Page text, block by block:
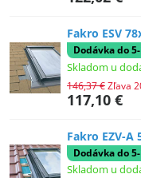
Fakro ESV
Dodávka do
Skladom u
117,10 €
146,37 €Zľava
Fakro EZV-A
Dodávka do
Skladom u